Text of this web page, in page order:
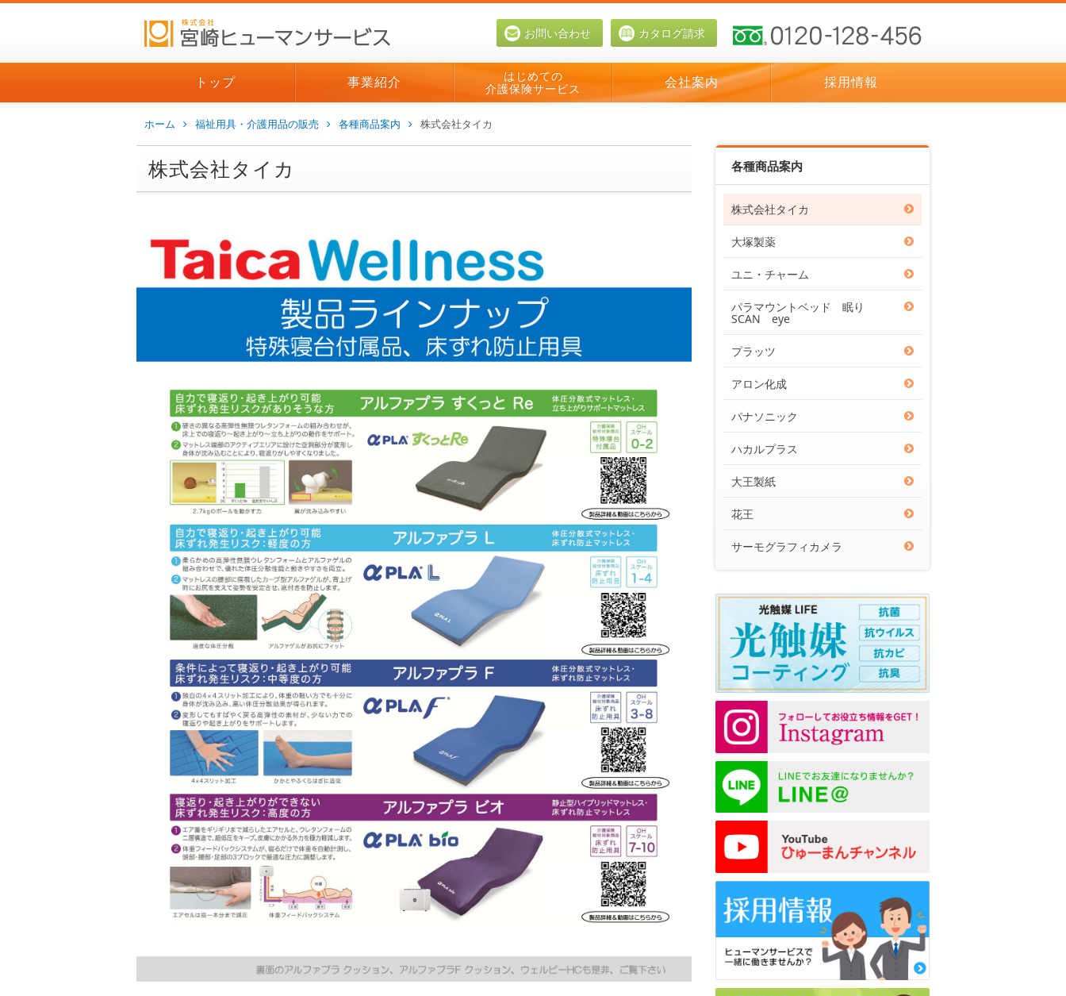
お問い合わせ カタログ請求
トップ 事業紹介
はじめての
介護保険サービス
会社案内 採用情報
ホーム 福祉用具・介護用品の販売 各種商品案内 株式会社タイカ
株式会社タイカ 各種商品案内
株式会社タイカ
大塚製薬
ユニ・チャーム
パラマウントベッド 眠り
SCAN eye
プラッツ
アロン化成
パナソニック
ハカルプラス
大王製紙
花王
サーモグラフィカメラ